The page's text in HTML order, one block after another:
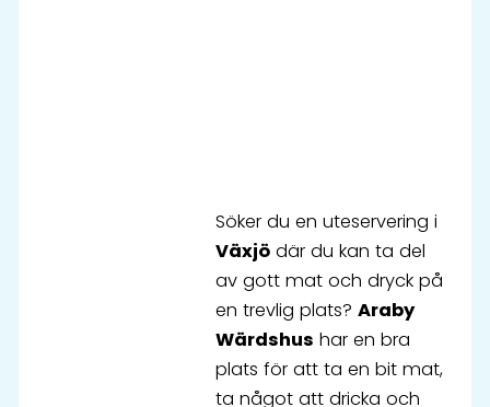
Söker du en uteservering i
Växjödär du kan ta del
av gott mat och dryck på
en trevlig plats? Araby
Wärdshus har en bra
plats för att ta en bit mat,
ta något att dricka och